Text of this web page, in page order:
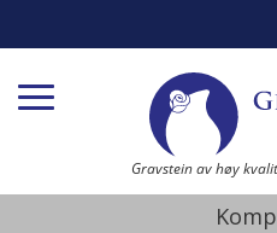
Gravstein av høy